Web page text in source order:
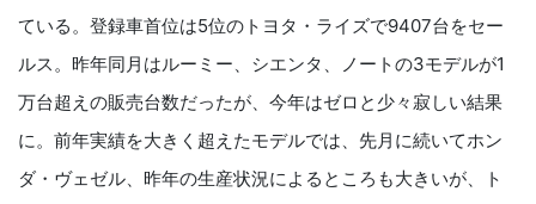
ている。登録車首位は5位のトヨタ・ライズで9407台をセー
ルス。昨年同月はルーミー、シエンタ、ノートの3モデルが1
万台超えの販売台数だったが、今年はゼロと少々寂しい結果
に。前年実績を大きく超えたモデルでは、先月に続いてホン
ダ・ヴェゼル、昨年の生産状況によるところも大きいが、ト